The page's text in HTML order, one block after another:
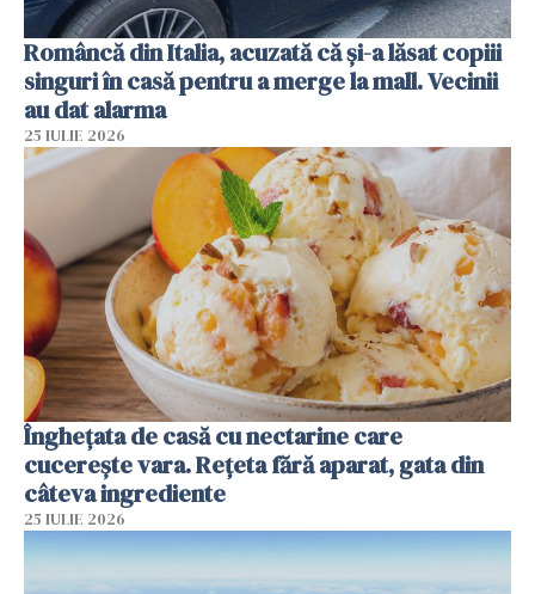
Româncă din Italia, acuzată că și-a lăsat copiii
singuri în casă pentru a merge la mall. Vecinii
au dat alarma
25 IULIE 2026
Înghețata de casă cu nectarine care
cucerește vara. Rețeta fără aparat, gata din
câteva ingrediente
25 IULIE 2026